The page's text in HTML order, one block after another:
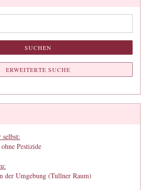
SUCHEN
ERWEITERTE SUCHE
Pestizide
der Umgebung (Tullner Raum)